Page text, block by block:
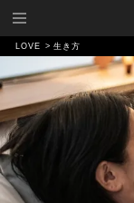
LOVE 生き方